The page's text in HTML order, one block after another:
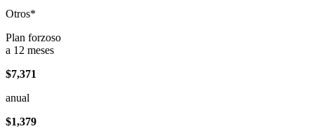
Otros*
Plan forzoso
a 12 meses
$7,371
anual
$1,379